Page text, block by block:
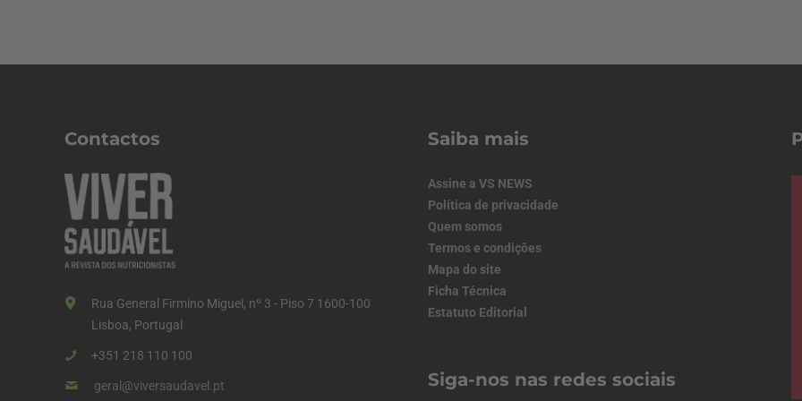
Contactos
Rua General Firmino Miguel, nº 3 - Piso 7 1600-100
Lisboa, Portugal
+351 218 110 100
geral@viversaudavel.pt
Saiba mais
Assine a VS NEWS
Política de privacidade
Quem somos
Termos e condições
Mapa do site
Ficha Técnica
Estatuto Editorial
Siga-nos nas redes sociais